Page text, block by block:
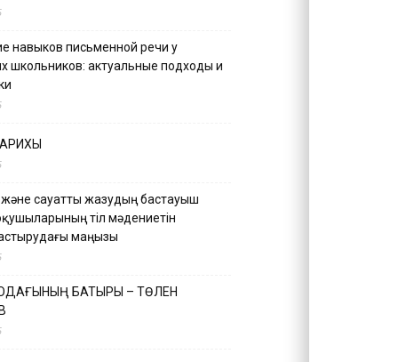
навыков письменной речи у
школьников: актуальные подходы и
сауатты жазудың бастауыш
тіл мәдениетін
маңызы
БАТЫРЫ – ТӨЛЕН